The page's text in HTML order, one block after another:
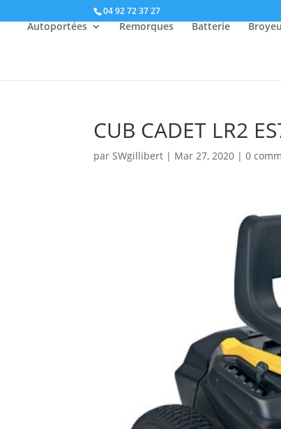
04 92 72 37 27
Autoportées Remorques Batterie
CUB CADET LR2
parSWgillibert | Mar 27, 2020 |0